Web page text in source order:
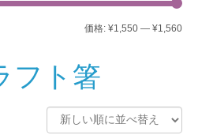
最
最
価格: ¥1,550 — ¥1,560
フト箸